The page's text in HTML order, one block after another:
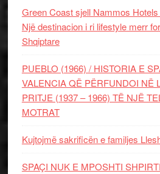
Green Coast sjell Nammos
Një destinacion i ri lifestyle merr
Shqiptare
PUEBLO (1966) / HISTORIA E
VALENCIA QË PËRFUNDOI
PRITJE (1937 – 1966) TË NJË
MOTRAT
Kujtojmë sakrificën e familjes
SPAÇI NUK E MPOSHTI